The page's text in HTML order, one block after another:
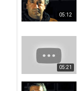
05:12
05:21